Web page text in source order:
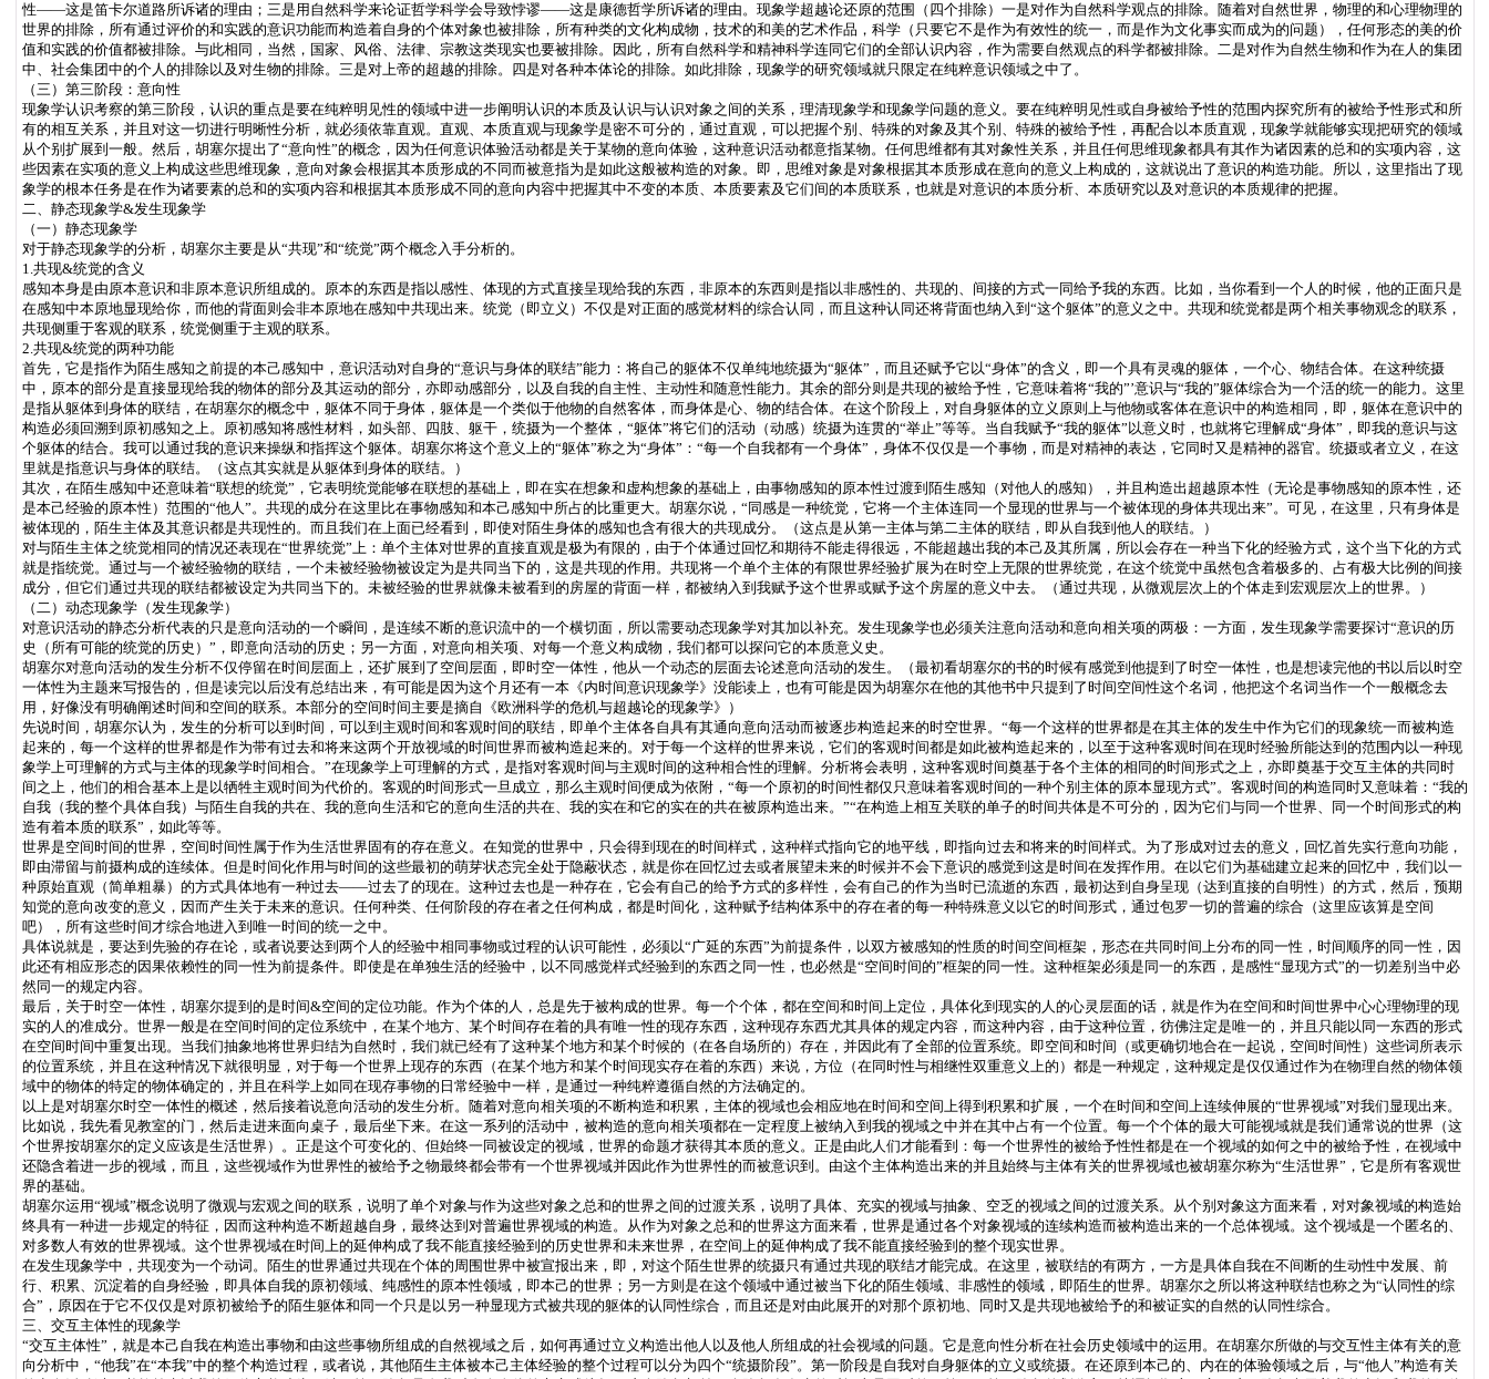
性——这是笛卡尔道路所诉诸的理由；三是用自然科学来论证哲学科学会导致悖谬——这是康德哲学所诉诸的理由。现象学超越论还原的范围（四个排除）一是对作为自然科学观点的排除。随着对自然世界，物理的和心理物理的
世界的排除，所有通过评价的和实践的意识功能而构造着自身的个体对象也被排除，所有种类的文化构成物，技术的和美的艺术作品，科学（只要它不是作为有效性的统一，而是作为文化事实而成为的问题），任何形态的美的价
值和实践的价值都被排除。与此相同，当然，国家、风俗、法律、宗教这类现实也要被排除。因此，所有自然科学和精神科学连同它们的全部认识内容，作为需要自然观点的科学都被排除。二是对作为自然生物和作为在人的集团
中、社会集团中的个人的排除以及对生物的排除。三是对上帝的超越的排除。四是对各种本体论的排除。如此排除，现象学的研究领域就只限定在纯粹意识领域之中了。
（三）第三阶段：意向性
现象学认识考察的第三阶段，认识的重点是要在纯粹明见性的领域中进一步阐明认识的本质及认识与认识对象之间的关系，理清现象学和现象学问题的意义。要在纯粹明见性或自身被给予性的范围内探究所有的被给予性形式和所
有的相互关系，并且对这一切进行明晰性分析，就必须依靠直观。直观、本质直观与现象学是密不可分的，通过直观，可以把握个别、特殊的对象及其个别、特殊的被给予性，再配合以本质直观，现象学就能够实现把研究的领域
从个别扩展到一般。然后，胡塞尔提出了“意向性”的概念，因为任何意识体验活动都是关于某物的意向体验，这种意识活动都意指某物。任何思维都有其对象性关系，并且任何思维现象都具有其作为诸因素的总和的实项内容，这
些因素在实项的意义上构成这些思维现象，意向对象会根据其本质形成的不同而被意指为是如此这般被构造的对象。即，思维对象是对象根据其本质形成在意向的意义上构成的，这就说出了意识的构造功能。所以，这里指出了现
象学的根本任务是在作为诸要素的总和的实项内容和根据其本质形成不同的意向内容中把握其中不变的本质、本质要素及它们间的本质联系，也就是对意识的本质分析、本质研究以及对意识的本质规律的把握。
二、静态现象学&发生现象学
（一）静态现象学
对于静态现象学的分析，胡塞尔主要是从“共现”和“统觉”两个概念入手分析的。
1.共现&统觉的含义
感知本身是由原本意识和非原本意识所组成的。原本的东西是指以感性、体现的方式直接呈现给我的东西，非原本的东西则是指以非感性的、共现的、间接的方式一同给予我的东西。比如，当你看到一个人的时候，他的正面只是
在感知中本原地显现给你，而他的背面则会非本原地在感知中共现出来。统觉（即立义）不仅是对正面的感觉材料的综合认同，而且这种认同还将背面也纳入到“这个躯体”的意义之中。共现和统觉都是两个相关事物观念的联系，
共现侧重于客观的联系，统觉侧重于主观的联系。
2.共现&统觉的两种功能
首先，它是指作为陌生感知之前提的本己感知中，意识活动对自身的“意识与身体的联结”能力：将自己的躯体不仅单纯地统摄为“躯体”，而且还赋予它以“身体”的含义，即一个具有灵魂的躯体，一个心、物结合体。在这种统摄
中，原本的部分是直接显现给我的物体的部分及其运动的部分，亦即动感部分，以及自我的自主性、主动性和随意性能力。其余的部分则是共现的被给予性，它意味着将“我的”’意识与“我的”躯体综合为一个活的统一的能力。这里
是指从躯体到身体的联结，在胡塞尔的概念中，躯体不同于身体，躯体是一个类似于他物的自然客体，而身体是心、物的结合体。在这个阶段上，对自身躯体的立义原则上与他物或客体在意识中的构造相同，即，躯体在意识中的
构造必须回溯到原初感知之上。原初感知将感性材料，如头部、四肢、躯干，统摄为一个整体，“躯体”将它们的活动（动感）统摄为连贯的“举止”等等。当自我赋予“我的躯体”以意义时，也就将它理解成“身体”，即我的意识与这
个躯体的结合。我可以通过我的意识来操纵和指挥这个躯体。胡塞尔将这个意义上的“躯体”称之为“身体”：“每一个自我都有一个身体”，身体不仅仅是一个事物，而是对精神的表达，它同时又是精神的器官。统摄或者立义，在这
里就是指意识与身体的联结。（这点其实就是从躯体到身体的联结。）
其次，在陌生感知中还意味着“联想的统觉”，它表明统觉能够在联想的基础上，即在实在想象和虚构想象的基础上，由事物感知的原本性过渡到陌生感知（对他人的感知），并且构造出超越原本性（无论是事物感知的原本性，还
是本己经验的原本性）范围的“他人”。共现的成分在这里比在事物感知和本己感知中所占的比重更大。胡塞尔说，“同感是一种统觉，它将一个主体连同一个显现的世界与一个被体现的身体共现出来”。可见，在这里，只有身体是
被体现的，陌生主体及其意识都是共现性的。而且我们在上面已经看到，即使对陌生身体的感知也含有很大的共现成分。（这点是从第一主体与第二主体的联结，即从自我到他人的联结。）
对与陌生主体之统觉相同的情况还表现在“世界统觉”上：单个主体对世界的直接直观是极为有限的，由于个体通过回忆和期待不能走得很远，不能超越出我的本己及其所属，所以会存在一种当下化的经验方式，这个当下化的方式
就是指统觉。通过与一个被经验物的联结，一个未被经验物被设定为是共同当下的，这是共现的作用。共现将一个单个主体的有限世界经验扩展为在时空上无限的世界统觉，在这个统觉中虽然包含着极多的、占有极大比例的间接
成分，但它们通过共现的联结都被设定为共同当下的。未被经验的世界就像未被看到的房屋的背面一样，都被纳入到我赋予这个世界或赋予这个房屋的意义中去。（通过共现，从微观层次上的个体走到宏观层次上的世界。）
（二）动态现象学（发生现象学）
对意识活动的静态分析代表的只是意向活动的一个瞬间，是连续不断的意识流中的一个横切面，所以需要动态现象学对其加以补充。发生现象学也必须关注意向活动和意向相关项的两极：一方面，发生现象学需要探讨“意识的历
史（所有可能的统觉的历史）”，即意向活动的历史；另一方面，对意向相关项、对每一个意义构成物，我们都可以探问它的本质意义史。
胡塞尔对意向活动的发生分析不仅停留在时间层面上，还扩展到了空间层面，即时空一体性，他从一个动态的层面去论述意向活动的发生。（最初看胡塞尔的书的时候有感觉到他提到了时空一体性，也是想读完他的书以后以时空
一体性为主题来写报告的，但是读完以后没有总结出来，有可能是因为这个月还有一本《内时间意识现象学》没能读上，也有可能是因为胡塞尔在他的其他书中只提到了时间空间性这个名词，他把这个名词当作一个一般概念去
用，好像没有明确阐述时间和空间的联系。本部分的空间时间主要是摘自《欧洲科学的危机与超越论的现象学》）
先说时间，胡塞尔认为，发生的分析可以到时间，可以到主观时间和客观时间的联结，即单个主体各自具有其通向意向活动而被逐步构造起来的时空世界。“每一个这样的世界都是在其主体的发生中作为它们的现象统一而被构造
起来的，每一个这样的世界都是作为带有过去和将来这两个开放视域的时间世界而被构造起来的。对于每一个这样的世界来说，它们的客观时间都是如此被构造起来的，以至于这种客观时间在现时经验所能达到的范围内以一种现
象学上可理解的方式与主体的现象学时间相合。”在现象学上可理解的方式，是指对客观时间与主观时间的这种相合性的理解。分析将会表明，这种客观时间奠基于各个主体的相同的时间形式之上，亦即奠基于交互主体的共同时
间之上，他们的相合基本上是以牺牲主观时间为代价的。客观的时间形式一旦成立，那么主观时间便成为依附，“每一个原初的时间性都仅只意味着客观时间的一种个别主体的原本显现方式”。客观时间的构造同时又意味着：“我的
自我（我的整个具体自我）与陌生自我的共在、我的意向生活和它的意向生活的共在、我的实在和它的实在的共在被原构造出来。”“在构造上相互关联的单子的时间共体是不可分的，因为它们与同一个世界、同一个时间形式的构
造有着本质的联系”，如此等等。
世界是空间时间的世界，空间时间性属于作为生活世界固有的存在意义。在知觉的世界中，只会得到现在的时间样式，这种样式指向它的地平线，即指向过去和将来的时间样式。为了形成对过去的意义，回忆首先实行意向功能，
即由滞留与前摄构成的连续体。但是时间化作用与时间的这些最初的萌芽状态完全处于隐蔽状态，就是你在回忆过去或者展望未来的时候并不会下意识的感觉到这是时间在发挥作用。在以它们为基础建立起来的回忆中，我们以一
种原始直观（简单粗暴）的方式具体地有一种过去——过去了的现在。这种过去也是一种存在，它会有自己的给予方式的多样性，会有自己的作为当时已流逝的东西，最初达到自身呈现（达到直接的自明性）的方式，然后，预期
知觉的意向改变的意义，因而产生关于未来的意识。任何种类、任何阶段的存在者之任何构成，都是时间化，这种赋予结构体系中的存在者的每一种特殊意义以它的时间形式，通过包罗一切的普遍的综合（这里应该算是空间
吧），所有这些时间才综合地进入到唯一时间的统一之中。
具体说就是，要达到先验的存在论，或者说要达到两个人的经验中相同事物或过程的认识可能性，必须以“广延的东西”为前提条件，以双方被感知的性质的时间空间框架，形态在共同时间上分布的同一性，时间顺序的同一性，因
此还有相应形态的因果依赖性的同一性为前提条件。即使是在单独生活的经验中，以不同感觉样式经验到的东西之同一性，也必然是“空间时间的”框架的同一性。这种框架必须是同一的东西，是感性“显现方式”的一切差别当中必
然同一的规定内容。
最后，关于时空一体性，胡塞尔提到的是时间&空间的定位功能。作为个体的人，总是先于被构成的世界。每一个个体，都在空间和时间上定位，具体化到现实的人的心灵层面的话，就是作为在空间和时间世界中心心理物理的现
实的人的准成分。世界一般是在空间时间的定位系统中，在某个地方、某个时间存在着的具有唯一性的现存东西，这种现存东西尤其具体的规定内容，而这种内容，由于这种位置，彷佛注定是唯一的，并且只能以同一东西的形式
在空间时间中重复出现。当我们抽象地将世界归结为自然时，我们就已经有了这种某个地方和某个时候的（在各自场所的）存在，并因此有了全部的位置系统。即空间和时间（或更确切地合在一起说，空间时间性）这些词所表示
的位置系统，并且在这种情况下就很明显，对于每一个世界上现存的东西（在某个地方和某个时间现实存在着的东西）来说，方位（在同时性与相继性双重意义上的）都是一种规定，这种规定是仅仅通过作为在物理自然的物体领
域中的物体的特定的物体确定的，并且在科学上如同在现存事物的日常经验中一样，是通过一种纯粹遵循自然的方法确定的。
以上是对胡塞尔时空一体性的概述，然后接着说意向活动的发生分析。随着对意向相关项的不断构造和积累，主体的视域也会相应地在时间和空间上得到积累和扩展，一个在时间和空间上连续伸展的“世界视域”对我们显现出来。
比如说，我先看见教室的门，然后走进来面向桌子，最后坐下来。在这一系列的活动中，被构造的意向相关项都在一定程度上被纳入到我的视域之中并在其中占有一个位置。每一个个体的最大可能视域就是我们通常说的世界（这
个世界按胡塞尔的定义应该是生活世界）。正是这个可变化的、但始终一同被设定的视域，世界的命题才获得其本质的意义。正是由此人们才能看到：每一个世界性的被给予性性都是在一个视域的如何之中的被给予性，在视域中
还隐含着进一步的视域，而且，这些视域作为世界性的被给予之物最终都会带有一个世界视域并因此作为世界性的而被意识到。由这个主体构造出来的并且始终与主体有关的世界视域也被胡塞尔称为“生活世界”，它是所有客观世
界的基础。
胡塞尔运用“视域”概念说明了微观与宏观之间的联系，说明了单个对象与作为这些对象之总和的世界之间的过渡关系，说明了具体、充实的视域与抽象、空乏的视域之间的过渡关系。从个别对象这方面来看，对对象视域的构造始
终具有一种进一步规定的特征，因而这种构造不断超越自身，最终达到对普遍世界视域的构造。从作为对象之总和的世界这方面来看，世界是通过各个对象视域的连续构造而被构造出来的一个总体视域。这个视域是一个匿名的、
对多数人有效的世界视域。这个世界视域在时间上的延伸构成了我不能直接经验到的历史世界和未来世界，在空间上的延伸构成了我不能直接经验到的整个现实世界。
在发生现象学中，共现变为一个动词。陌生的世界通过共现在个体的周围世界中被宣报出来，即，对这个陌生世界的统摄只有通过共现的联结才能完成。在这里，被联结的有两方，一方是具体自我在不间断的生动性中发展、前
行、积累、沉淀着的自身经验，即具体自我的原初领域、纯感性的原本性领域，即本己的世界；另一方则是在这个领域中通过被当下化的陌生领域、非感性的领域，即陌生的世界。胡塞尔之所以将这种联结也称之为“认同性的综
合”，原因在于它不仅仅是对原初被给予的陌生躯体和同一个只是以另一种显现方式被共现的躯体的认同性综合，而且还是对由此展开的对那个原初地、同时又是共现地被给予的和被证实的自然的认同性综合。
三、交互主体性的现象学
“交互主体性”，就是本己自我在构造出事物和由这些事物所组成的自然视域之后，如何再通过立义构造出他人以及他人所组成的社会视域的问题。它是意向性分析在社会历史领域中的运用。在胡塞尔所做的与交互性主体有关的意
向分析中，“他我”在“本我”中的整个构造过程，或者说，其他陌生主体被本己主体经验的整个过程可以分为四个“统摄阶段”。第一阶段是自我对自身躯体的立义或统摄。在还原到本己的、内在的体验领域之后，与“他人”构造有关